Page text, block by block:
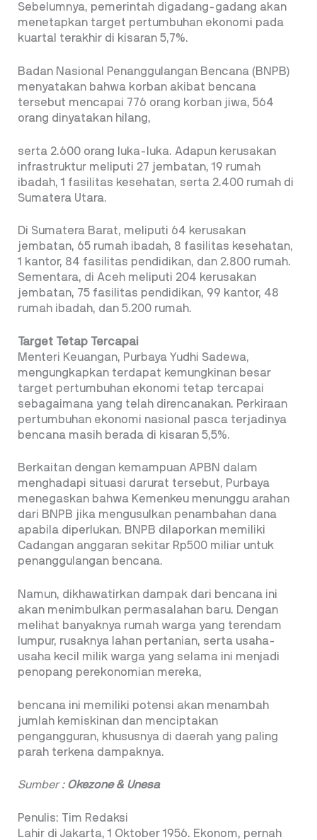
Sebelumnya, pemerintah digadang-gadang akan
menetapkan target pertumbuhan ekonomi pada
kuartal terakhir di kisaran 5,7%.
Badan Nasional Penanggulangan Bencana (BNPB)
menyatakan bahwa korban akibat bencana
tersebut mencapai 776 orang korban jiwa, 564
orang dinyatakan hilang,
serta 2.600 orang luka-luka. Adapun kerusakan
infrastruktur meliputi 27 jembatan, 19 rumah
ibadah, 1 fasilitas kesehatan, serta 2.400 rumah di
Sumatera Utara.
Di Sumatera Barat, meliputi 64 kerusakan
jembatan, 65 rumah ibadah, 8 fasilitas kesehatan,
1 kantor, 84 fasilitas pendidikan, dan 2.800 rumah.
Sementara, di Aceh meliputi 204 kerusakan
jembatan, 75 fasilitas pendidikan, 99 kantor, 48
rumah ibadah, dan 5.200 rumah.
Target Tetap Tercapai
Menteri Keuangan, Purbaya Yudhi Sadewa,
mengungkapkan terdapat kemungkinan besar
target pertumbuhan ekonomi tetap tercapai
sebagaimana yang telah direncanakan. Perkiraan
pertumbuhan ekonomi nasional pasca terjadinya
bencana masih berada di kisaran 5,5%.
Berkaitan dengan kemampuan APBN dalam
menghadapi situasi darurat tersebut, Purbaya
menegaskan bahwa Kemenkeu menunggu arahan
dari BNPB jika mengusulkan penambahan dana
apabila diperlukan. BNPB dilaporkan memiliki
Cadangan anggaran sekitar Rp500 miliar untuk
penanggulangan bencana.
Namun, dikhawatirkan dampak dari bencana ini
akan menimbulkan permasalahan baru. Dengan
melihat banyaknya rumah warga yang terendam
lumpur, rusaknya lahan pertanian, serta usaha-
usaha kecil milik warga yang selama ini menjadi
penopang perekonomian mereka,
bencana ini memiliki potensi akan menambah
jumlah kemiskinan dan menciptakan
pengangguran, khususnya di daerah yang paling
parah terkena dampaknya.
Sumber : Okezone & Unesa
Penulis: Tim Redaksi
Lahir di Jakarta, 1 Oktober 1956. Ekonom, pernah